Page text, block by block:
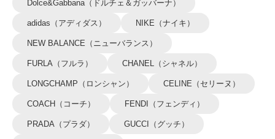
Dolce&Gabbana（ドルチェ＆ガッバーナ）
adidas（アディダス） NIKE（ナイキ）
NEW BALANCE（ニューバランス）
FURLA（フルラ） CHANEL（シャネル）
LONGCHAMP（ロンシャン） CELINE（セリーヌ）
COACH（コーチ） FENDI（フェンディ）
PRADA（プラダ） GUCCI（グッチ）